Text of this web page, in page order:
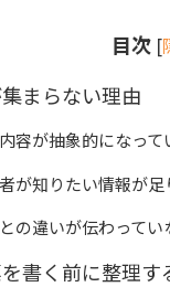
目次 [
まらない理由
容が抽象的になって
が知りたい情報が足
の違いが伝わってい
書く前に整理す